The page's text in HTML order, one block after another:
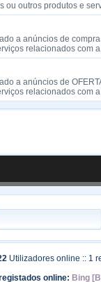
ou outros produtos e
a anúncios de
relacionados com
a anúncios de
relacionados com
Utilizadores online :: 1
online: Bing